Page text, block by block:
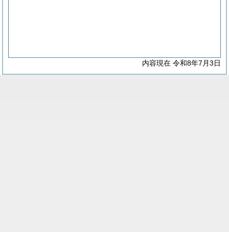
内容現在 令和8年7月3日